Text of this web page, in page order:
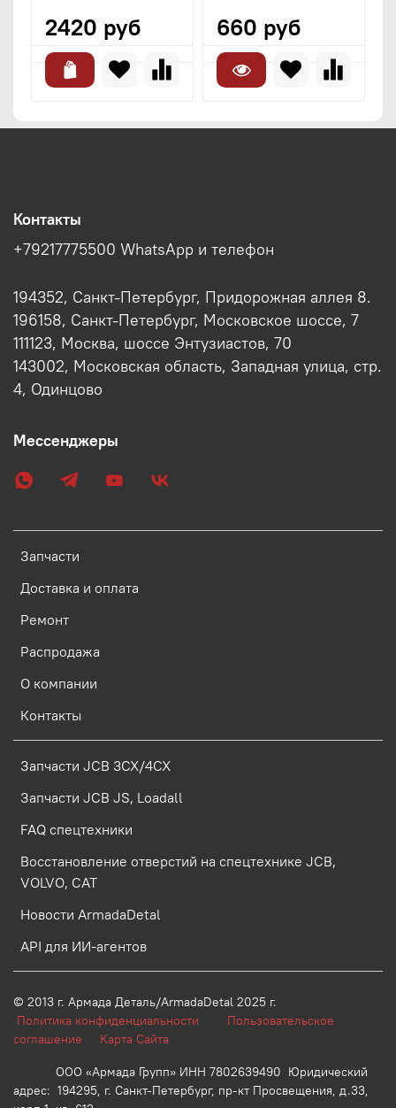
2420 руб 660 руб
Запчасти
Доставка и оплата
Ремонт
Распродажа
О компании
Контакты
Запчасти JCB 3CX/4CX
Запчасти JCB JS, Loadall
FAQ спецтехники
Восстановление отверстий на спецтехнике JCB,
VOLVO, CAT
Новости ArmadaDetal
API для ИИ-агентов
Контакты
+79217775500 WhatsApp и телефон
194352, Санкт-Петербург, Придорожная аллея 8.
196158, Санкт-Петербург, Московское шоссе, 7
111123, Москва, шоссе Энтузиастов, 70
143002, Московская область, Западная улица, стр.
4, Одинцово
Мессенджеры
© 2013 г. Армада Деталь/ArmadaDetal 2025 г.
Политика конфиденциальности
Пользовательское
соглашение Карта Сайта
ООО «Армада Групп» ИНН 7802639490 Юридический
адрес: 194295, г. Санкт-Петербург, пр-кт Просвещения, д.33,